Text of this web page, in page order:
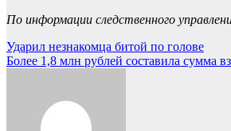
По информации следственного
Навигация
по
Ударил незнакомца битой по голове
Более 1,8 млн рублей составила сумма